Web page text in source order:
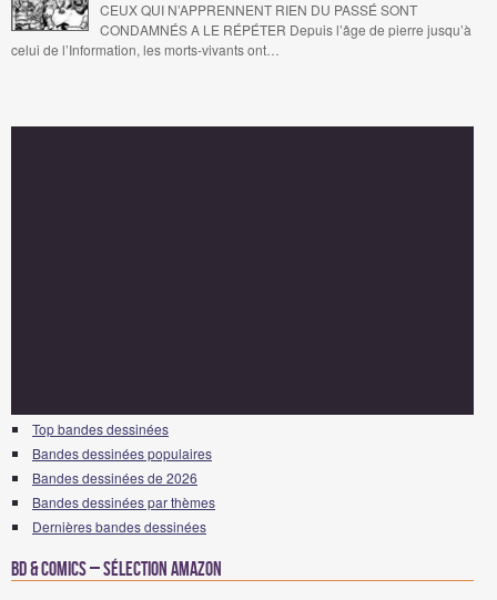
CEUX QUI N’APPRENNENT RIEN DU PASSÉ SONT
CONDAMNÉS A LE RÉPÉTER Depuis l’âge de pierre jusqu’à
celui de l’Information, les morts-vivants ont…
Top bandes dessinées
Bandes dessinées populaires
Bandes dessinées de 2026
Bandes dessinées par thèmes
Dernières bandes dessinées
BD & Comics – Sélection Amazon